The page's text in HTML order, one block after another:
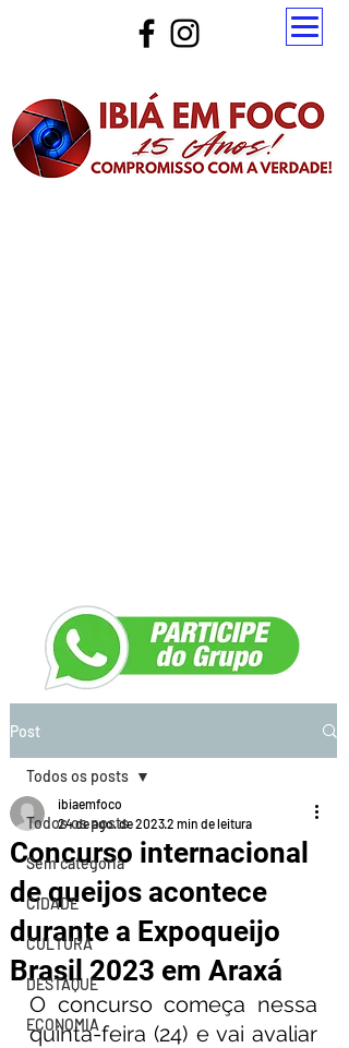
Post
Todos os posts
Sem categoria
CIDADE
CULTURA
DESTAQUE
ECONOMIA
Todos os posts
Concurso internacional
de queijos acontece
durante a Expoqueijo
Brasil 2023 em Araxá
ibiaemfoco
24 de ago. de 20232 min de leitura
O concurso começa nessa
quinta-feira (24) e vai avaliar